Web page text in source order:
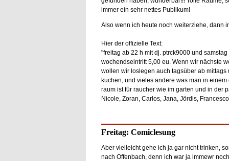
immer ein sehr nettes Publikum!
Also wenn ich heute noch weiterziehe, dann
Hier der offizielle Text:
"freitag ab 22 h mit dj. ptrck9000 und
wochendseintritt 5,00 eu. Wenn wir nächste
wollen wir loslegen auch tagsüber ab
kuchen, und vieles andere was man in
raum ist für raucher wie im garten und in der
Nicole, Zoran, Carlos, Jana, Jördis,
Freitag: Comiclesung
Aber vielleicht gehe ich ja gar nicht trinken,
nach Offenbach, denn ich war ja immewr